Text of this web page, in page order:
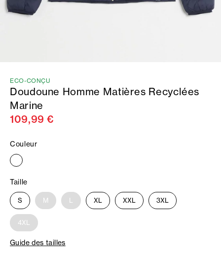
ECO-CONÇU
Doudoune Homme Matières Recyclées
Marine
109,99 €
Couleur
Taille
S M L XL XXL 3XL
4XL
Guide des tailles